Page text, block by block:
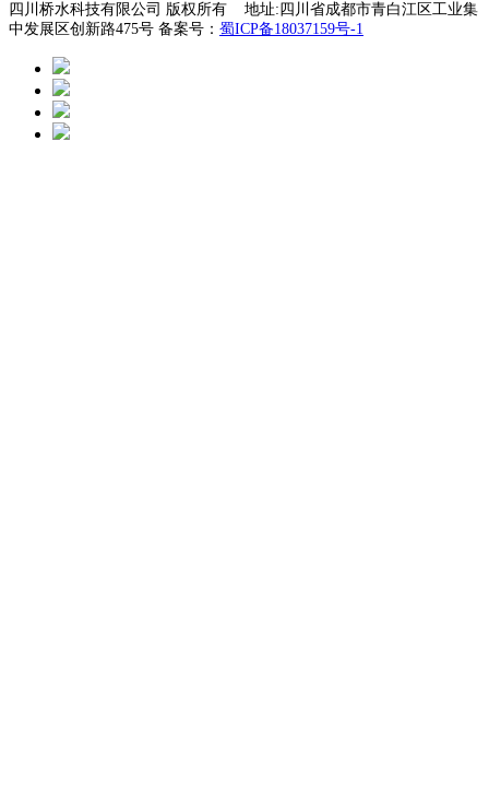
四川桥水科技有限公司 版权所有 地址:四川省成都市青白江区工业集
中发展区创新路475号 备案号： 蜀ICP备18037159号-1